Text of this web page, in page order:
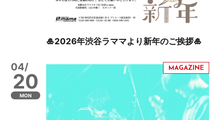
🎍2026年渋谷ラママより新年のご挨拶🎍
04/
20
MON